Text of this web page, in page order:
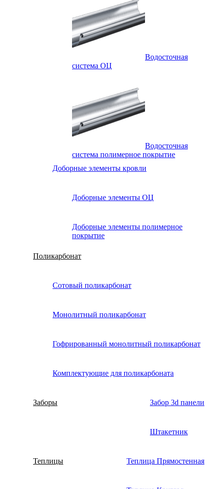
Водосточная
система ОЦ
Водосточная
система полимерное покрытие
Доборные элементы кровли
Доборные элементы ОЦ
Доборные элементы полимерное
покрытие
Поликарбонат
Сотовый поликарбонат
Монолитный поликарбонат
Гофрированный монолитный поликарбонат
Комплектующие для поликарбоната
Заборы Забор 3d панели
Штакетник
Теплицы Теплица Прямостенная